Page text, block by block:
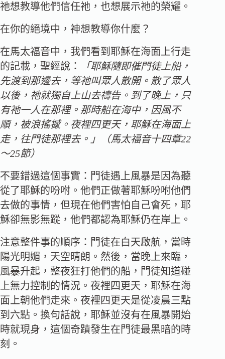
祂想教導他們信任祂，也想展示祂的榮耀。
在你的絕境中，神想教導你什麼？
在馬太福音中，我們看到耶穌在海面上行走
的記載，聖經說：
「耶穌隨即催門徒上船，
先渡到那邊去，等祂叫眾人散開。散了眾人
以後，祂就獨自上山去禱告。到了晚上，只
有祂一人在那裡。那時船在海中，因風不
順，被浪搖撼。夜裡四更天，耶穌在海面上
走，往門徒那裡去。」（馬太福音十四章22
～25節）
不要錯過這個事實：門徒遇上風暴是因為聽
從了耶穌的吩咐。他們正做著耶穌吩咐他們
去做的事情，但現在他們害怕自己會死，耶
穌卻無影無蹤，他們都認為耶穌仍在岸上。
注意整件事的順序：門徒在白天啟航，當時
陽光明媚，天空晴朗。然後，當晚上來臨，
風暴升起，整夜狂打他們的船，門徒知道碰
上無力控制的情況。夜裡四更天，耶穌在海
面上朝他們走來。夜裡四更天是從凌晨三點
到六點。換句話說，耶穌並沒有在風暴開始
時就現身，這個奇蹟發生在門徒最黑暗的時
刻。